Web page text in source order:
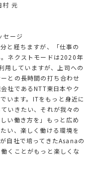
せ
パー
村 元
セージ
と経ちますが、「仕事の
ネクストモードは2020年
用していますが、上司への
との長時間の打ち合わせ
社であるNTT東日本やク
います。ITをもっと身近に
いきたい、それが我々の
い働き方を」もっと広め
い、楽しく働ける環境を
自社で培ってきたAsanaの
くことがもっと楽しくな